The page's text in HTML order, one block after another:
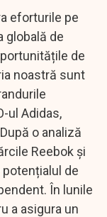
eforturile pe
globală de
de
noastră sunt
ul Adidas,
o analiză
Reebok și
de
În lunile
a asigura un